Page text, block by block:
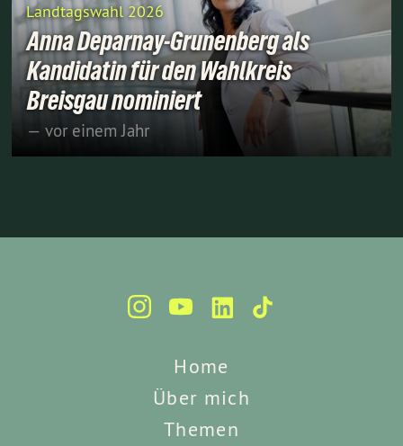
Landtagswahl 2026
Anna Deparnay-Grunenberg als
Kandidatin für den Wahlkreis
Breisgau nominiert
— vor einem Jahr
Home
Über mich
Themen